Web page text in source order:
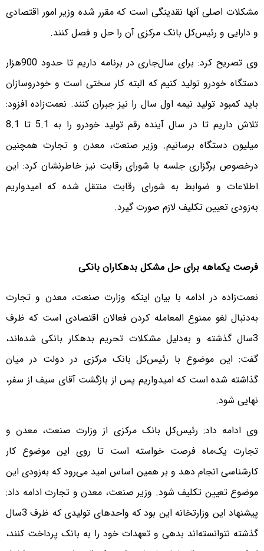
مشکلات اصلی آنها نقدینگی است که مقرر شده وزیر امور اقتصادی
و دارایی و رئیس‌کل بانک مرکزی آن را حل و فصل کنند.
وی تصریح کرد: برای سال‌جاری در برنامه داریم تا حدود 900هزار
دستگاه خودرو تولید کنیم که البته کار سختی است و خودروسازان
باید کمبود تولید نیمه اول سال را نیز جبران کنند. نعمت‌زاده افزود:
تلاش داریم تا در سال آینده رقم تولید خودرو را به 5.1 تا 8.1
میلیون دستگاه برسانیم. وزیر صنعت، معدن و تجارت همچنین
درخصوص برگزاری جلسه با شورای رقابت نیز خاطرنشان کرد: این
اطلاعات و ضوابط به شورای رقابت منتقل شده که امیدواریم
به‌زودی تعیین تکلیف لازم صورت گیرد.
فرصت یکماهه برای حل مشکل بدهکاران بانکی
نعمت‌زاده در ادامه با بیان اینکه وزارت صنعت، معدن و تجارت
به‌دنبال لغو ممنوع المعامله کردن فعالان اقتصادی است که ظرف
3سال گذشته و به‌دلیل مشکلات تحریم بدهکار بانکی شده‌اند،
گفت: این موضوع با رئیس‌کل بانک مرکزی در دولت در میان
گذاشته شده است که امیدواریم پس از بازگشت آقای سیف از سفر،
نهایی شود.
وی ادامه داد: رئیس‌کل بانک مرکزی از وزارت صنعت، معدن و
تجارت یک‌ماه فرصت خواسته است تا روی این موضوع کار
کارشناسی انجام دهد و بر همین اساس امید می‌رود که به‌زودی این
موضوع تعیین تکلیف شود. وزیر صنعت، معدن و تجارت ادامه داد:
پیشنهاد این وزارتخانه این بود که واحدهای تولیدی که ظرف 3سال
گذشته نتوانسته‌اند بدهی و تعهدات خود را به بانک پرداخت کنند،